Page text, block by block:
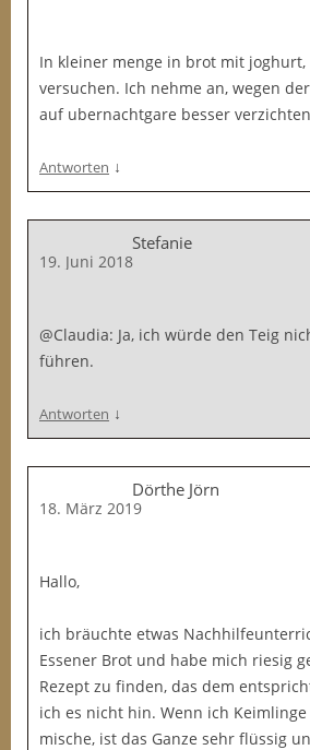
In kleiner menge in brot mit joghurt,
versuchen. Ich nehme an, wegen
auf ubernachtgare besser
Antworten ↓
Stefanie
19. Juni 2018
@Claudia: Ja, ich würde den Teig
führen.
Antworten ↓
Dörthe Jörn
18. März 2019
Hallo,
ich bräuchte etwas
Essener Brot und habe mich riesig
Rezept zu finden, das dem
ich es nicht hin. Wenn ich
mische, ist das Ganze sehr flüssig